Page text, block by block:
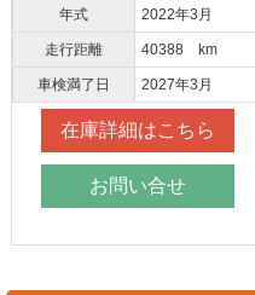
年式 2022年3月
走行距離 40388 km
車検満了日 2027年3月
在庫詳細はこちら
お問い合せ